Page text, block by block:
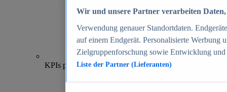
70+
KPIs pro Shop
Wir und unsere Partner verarbeiten
Verwendung genauer Standortdaten.
auf einem Endgerät. Personalisierte Werbung
Zielgruppenforschung sowie Entwicklung
Liste der Partner (Lieferanten)